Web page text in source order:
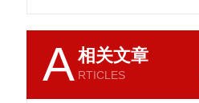
A相关文章
RTICLES